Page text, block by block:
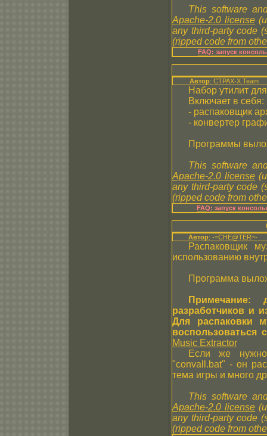
This software
Apache-2.0 license
any third-party code
(ripped code from
FAQ: запуск
Автор: CTPAX-X Team
Набор утилит
Включает в себя:
- распаковщик
- конвертер
Программы
This software
Apache-2.0 license
any third-party code
(ripped code from
FAQ: запуск
Автор: -=CHE@TER=-
Распаковщик
использованию
Программа
Примечание:
разработчиков и
Для распаковки
воспользоваться
Music Extractor
Если же нужно
"convall.bat" - он
тема игры и много
This software
Apache-2.0 license
any third-party code
(ripped code from